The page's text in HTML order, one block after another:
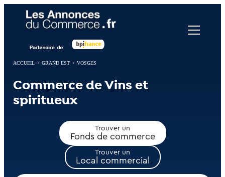
ACCUEIL > GRAND EST > VOSGES
Commerce de Vins et
spiritueux
Trouver un
Fonds de commerce
Trouver un
Local commercial
Panneau de gestion des cookies